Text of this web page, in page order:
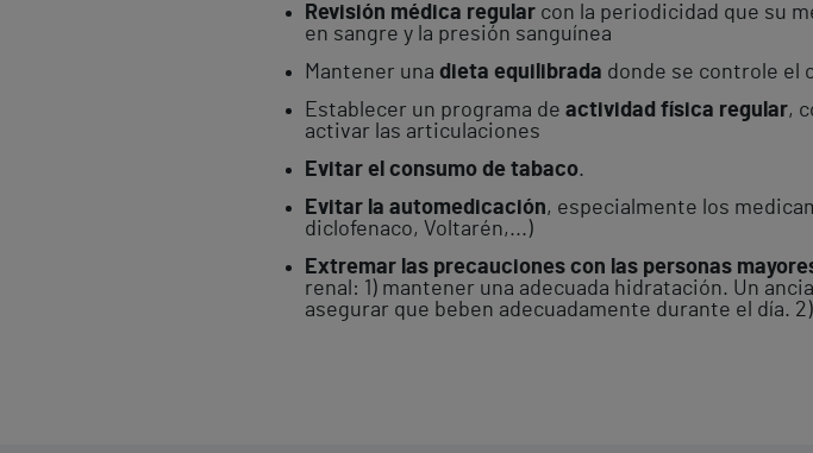
Revisión médica regular con la periodicidad que su
en sangre y la presión sanguínea
Mantener una dieta equilibrada donde se controle el
Establecer un programa de actividad física regular,
activar las articulaciones
Evitar el consumo de tabaco.
Evitar la automedicación, especialmente los
diclofenaco, Voltarén,...)
Extremar las precauciones con las personas
renal: 1) mantener una adecuada hidratación. Un
asegurar que beben adecuadamente durante el día.